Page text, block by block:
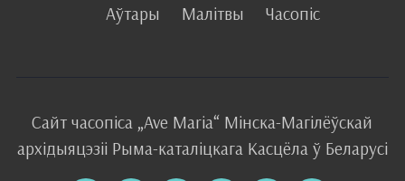
Аўтары
Малітвы Часопіс
Сайт часопіса „Ave Maria“ Мінска-Магілёўскай
архідыяцэзіі Рыма-каталіцкагаКасцёла ў Беларусі